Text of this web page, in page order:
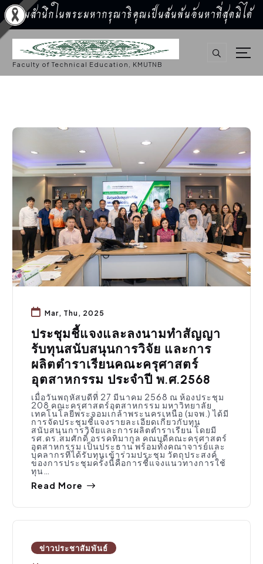
น้อมสำนึกในพระมหากรุณาธิคุณเป็นล้นพ้นอันหาที่สุดมิได้
S
k
o
Faculty of Technical Education, KMUTNB
กิจกรรมคณะ
Mar, Thu, 2025
ประชุมชี้แจงและลงนามทำสัญญา
รับทุนสนับสนุนการวิจัย และการ
ผลิตตำราเรียนคณะครุศาสตร์
อุตสาหกรรม ประจำปี พ.ศ.2568
เมื่อวันพฤหัสบดีที่ 27 มีนาคม 2568 ณ ห้องประชุม
208 คณะครุศาสตร์อุตสาหกรรม มหาวิทยาลัย
เทคโนโลยีพระจอมเกล้าพระนครเหนือ (มจพ.) ได้มี
การจัดประชุมชี้แจงรายละเอียดเกี่ยวกับทุน
สนับสนุนการวิจัยและการผลิตตำราเรียน โดยมี
รศ.ดร.สมศักดิ์ อรรคทิมากูล คณบดีคณะครุศาสตร์
อุตสาหกรรม เป็นประธาน พร้อมทั้งคณาจารย์และ
บุคลากรที่ได้รับทุนเข้าร่วมประชุม วัตถุประสงค์
ของการประชุมครั้งนี้คือการชี้แจงแนวทางการใช้
ทุน…
Read More
ข่าวประชาสัมพันธ์